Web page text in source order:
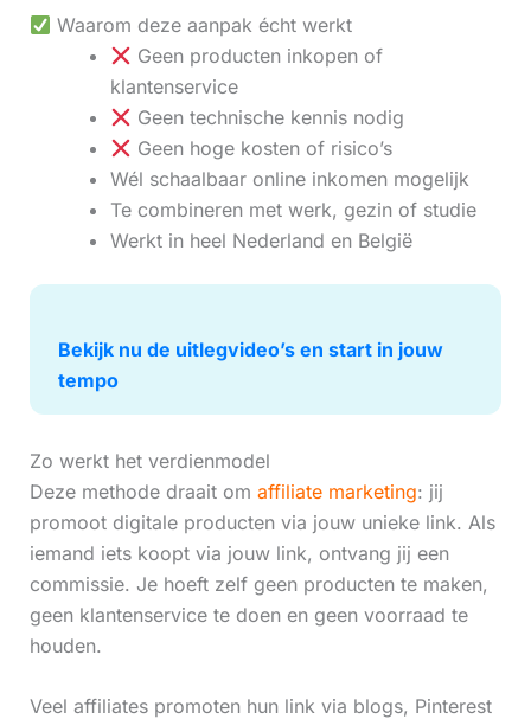
Waarom deze aanpak écht werkt
Geen producten inkopen of
klantenservice
Geen technische kennis nodig
Geen hoge kosten of risico’s
Wél schaalbaar online inkomen mogelijk
Te combineren met werk, gezin of studie
Werkt in heel Nederland en België
Bekijk nu de uitlegvideo’s en start in jouw
tempo
Zo werkt het verdienmodel
Deze methode draait om affiliate marketing: jij
promoot digitale producten via jouw unieke link. Als
iemand iets koopt via jouw link, ontvang jij een
commissie. Je hoeft zelf geen producten te maken,
geen klantenservice te doen en geen voorraad te
houden.
Veel affiliates promoten hun link via blogs, Pinterest